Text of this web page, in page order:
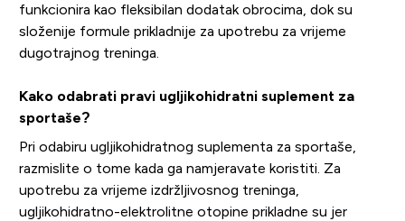
funkcionira kao fleksibilan dodatak obrocima, dok su
složenije formule prikladnije za upotrebu za vrijeme
dugotrajnog treninga.
Kako odabrati pravi ugljikohidratni suplement za
sportaše?
Pri odabiru ugljikohidratnog suplementa za sportaše,
razmislite o tome kada ga namjeravate koristiti. Za
upotrebu za vrijeme izdržljivosnog treninga,
ugljikohidratno-elektrolitne otopine prikladne su jer